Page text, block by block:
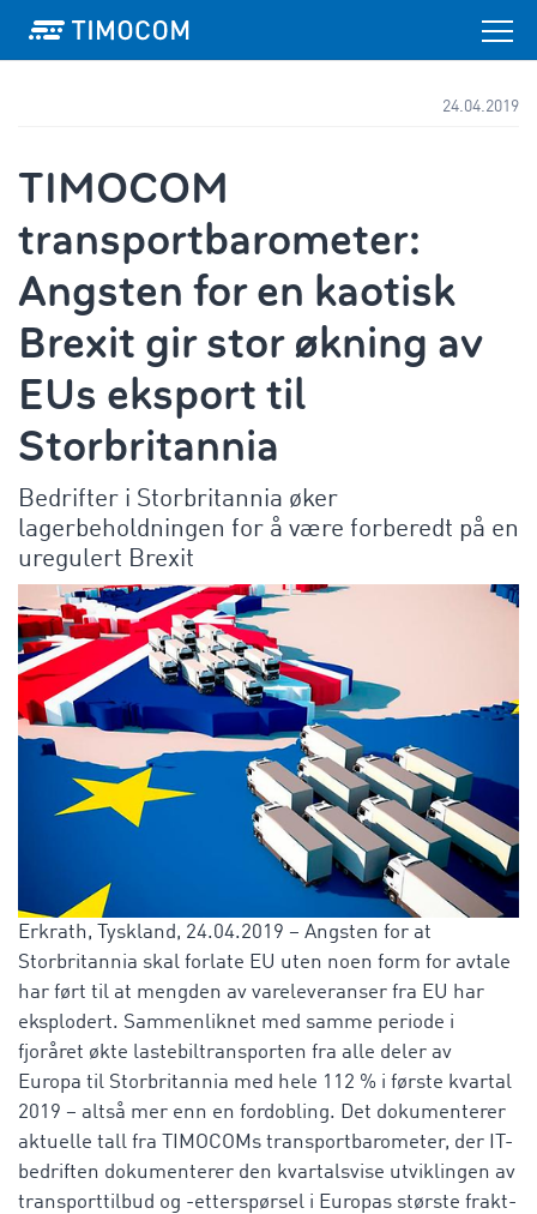
24.04.2019
TIMOCOM
transportbarometer:
Angsten for en kaotisk
Brexit gir stor økning av
EUs eksport til
Storbritannia
Bedrifter i Storbritannia øker
lagerbeholdningen for å være forberedt på en
uregulert Brexit
Erkrath, Tyskland, 24.04.2019 – Angsten for at
Storbritannia skal forlate EU uten noen form for avtale
har ført til at mengden av vareleveranser fra EU har
eksplodert. Sammenliknet med samme periode i
fjoråret økte lastebiltransporten fra alle deler av
Europa til Storbritannia med hele 112 % i første kvartal
2019 – altså mer enn en fordobling. Det dokumenterer
aktuelle tall fra TIMOCOMs transportbarometer, der IT-
bedriften dokumenterer den kvartalsvise utviklingen av
transporttilbud og -etterspørsel i Europas største frakt-